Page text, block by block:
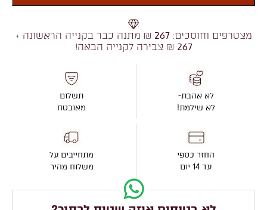
מצטרפים וחוסכים:267 ₪ מתנה כבר בקנייה הראשונה +
267 ₪ צבירה לקנייה הבאה!
לא אהבת-
לא שילמת!
החזר כספי
עד 14 יום
תשלום
מאובטח
מתחייבים על
משלוח מהיר